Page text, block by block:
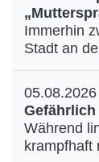
Immerhin
Stadt an
05.08.2026
Während
krampfhaft